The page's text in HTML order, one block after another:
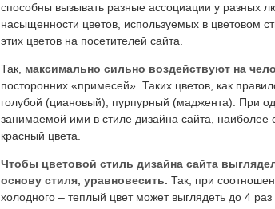
способны вызывать разные ассоциации у разных
насыщенности цветов, используемых в цветовом
этих цветов на посетителей сайта.
Так, максимально сильно воздействуют на
посторонних «примесей». Таких цветов, как
голубой (циановый), пурпурный (маджента). При
занимаемой ими в стиле дизайна сайта,
красный цвета.
Чтобы цветовой стиль дизайна сайта
основу стиля, уравновесить. Так, при
холодного – теплый цвет может выглядеть до 4